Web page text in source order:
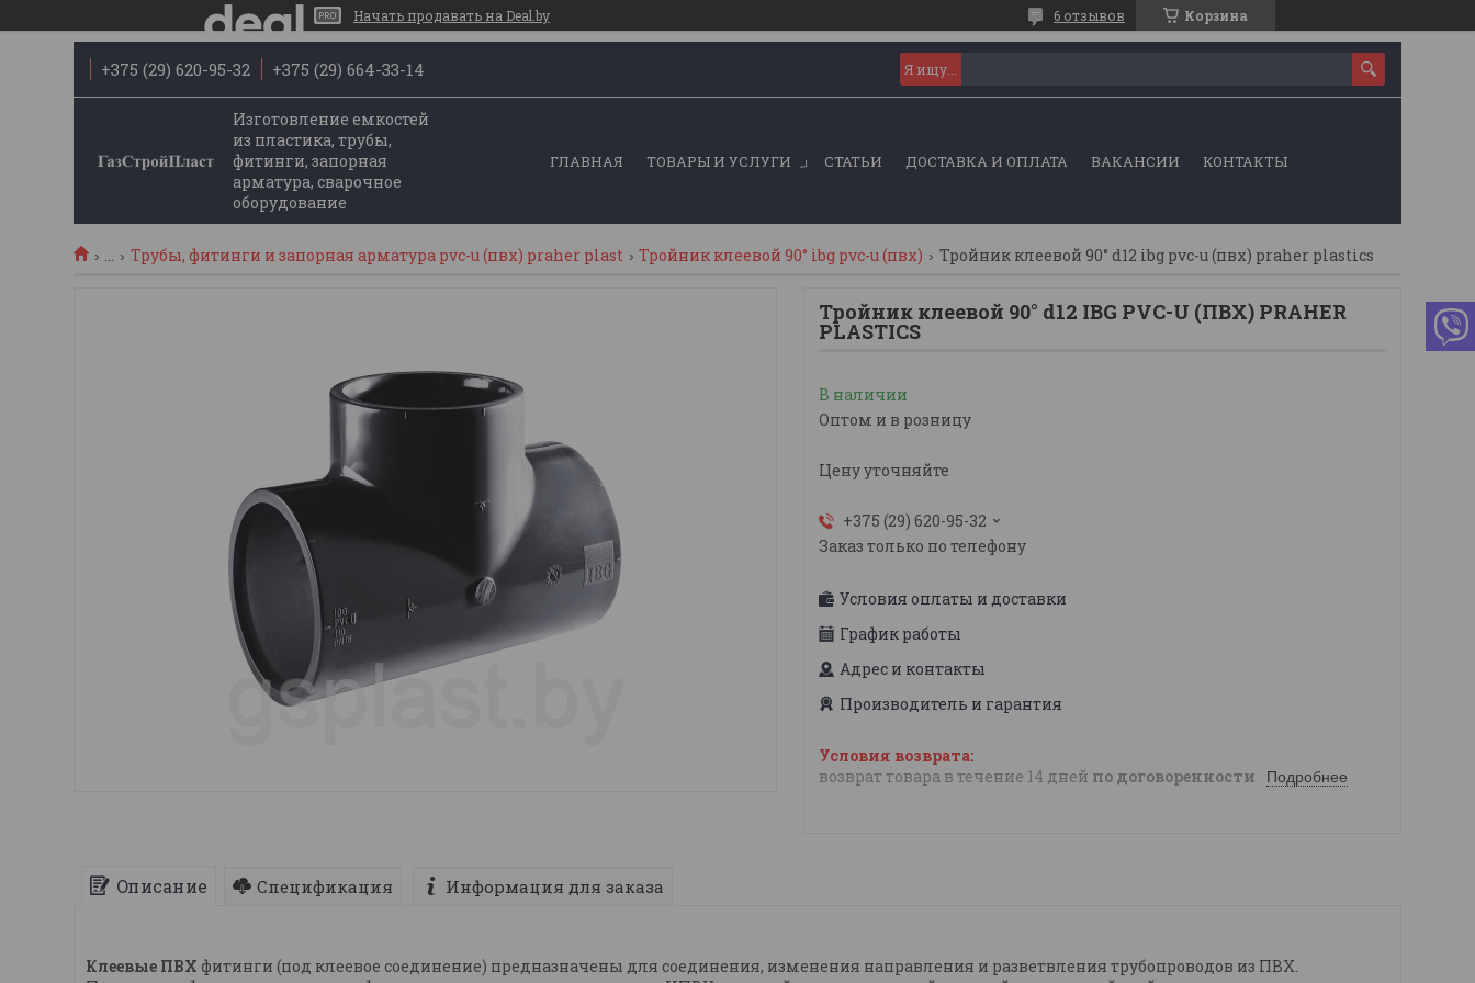
Начать продавать на Deal.by Корзина
6 отзывов
+375 (29) 620-95-32 +375 (29) 664-33-14
Изготовление емкостей
из пластика, трубы,
фитинги, запорная
арматура, сварочное
оборудование
ГЛАВНАЯ ТОВАРЫ И УСЛУГИ СТАТЬИ ДОСТАВКА И ОПЛАТА ВАКАНСИИ КОНТАКТЫ
... Трубы, фитинги и запорная арматура pvc-u (пвх) praher plast Тройник клеевой 90° ibg pvc-u (пвх) Тройник клеевой 90° d12 ibg pvc-u (пвх) praher plastics
Тройник клеевой 90° d12 IBG PVC-U (ПВХ) PRAHER
PLASTICS
В наличии
Оптом и в розницу
Цену уточняйте
+375 (29) 620-95-32
Заказ только по телефону
Условия оплаты и доставки
График работы
Адрес и контакты
Производитель и гарантия
возврат товара в течение 14 дней по договоренности Подробнее
Описание Спецификация Информация для заказа
Клеевые ПВХ фитинги (под клеевое соединение) предназначены для соединения, изменения направления и разветвления трубопроводов из ПВХ.